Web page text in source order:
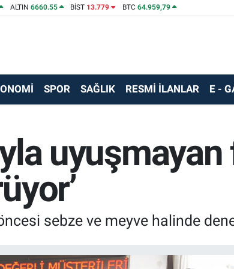
ALTIN 6660.55 BİST 13.779 BTC 64.959,79
SPOR SAĞLIK RESMİ İLANLAR E -
sebze ve meyve halinde